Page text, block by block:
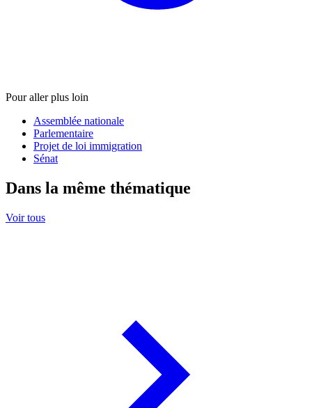
Pour aller plus loin
Assemblée nationale
Parlementaire
Projet de loi immigration
Sénat
Dans la même thématique
Voir tous